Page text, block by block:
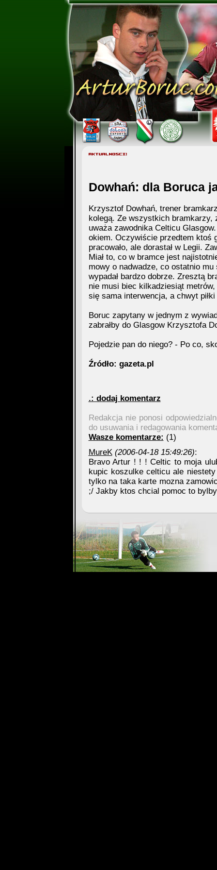
Dowhań: dla Boruca
Krzysztof Dowhań, trener
kolegą. Ze wszystkich bramkarzy,
uważa zawodnika Celticu
okiem. Oczywiście przedtem ktoś
pracowało, ale dorastał w Legii.
Miał to, co w bramce jest
mowy o nadwadze, co ostatnio
wypadał bardzo dobrze. Zresztą
nie musi biec kilkadziesiąt
się sama interwencja, a chwyt
Boruc zapytany w jednym z
zabrałby do Glasgow Krzysztofa
Pojedzie pan do niego? - Po co,
Źródło: gazeta.pl
.: dodaj komentarz
Redakcja nie ponosi
do usuwania i redagowania
Wasze komentarze: (1)
MureK (2006-04-18 15:49:26):
Bravo Artur ! ! ! Celtic to moja
kupic koszulke celticu ale
tylko na taka karte mozna
;/ Jakby ktos chcial pomoc to